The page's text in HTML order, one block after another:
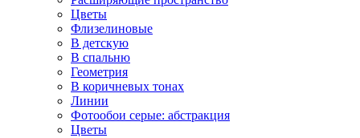
Цветы
Флизелиновые
В детскую
В спальню
Геометрия
В коричневых тонах
Линии
Фотообои серые: абстракция
Цветы